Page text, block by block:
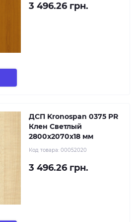
3 496.26 грн.
ДСП Kronospan 0375 PR
Клен Светлый
2800x2070x18 мм
Код товара: 00052020
3 496.26 грн.